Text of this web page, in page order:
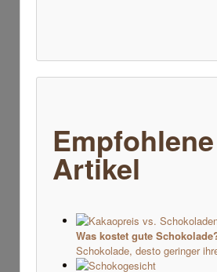
Empfohlene
Artikel
Was kostet gute
Schokolade, desto geringer